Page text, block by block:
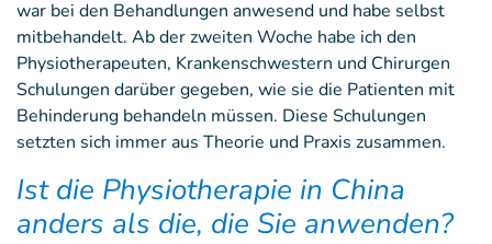
war bei den Behandlungen anwesend und habe selbst
mitbehandelt. Ab der zweiten Woche habe ich den
Physiotherapeuten, Krankenschwestern und Chirurgen
Schulungen darüber gegeben, wie sie die Patienten mit
Behinderung behandeln müssen. Diese Schulungen
setzten sich immer aus Theorie und Praxis zusammen.
Ist die Physiotherapie in China
anders als die, die Sie anwenden?